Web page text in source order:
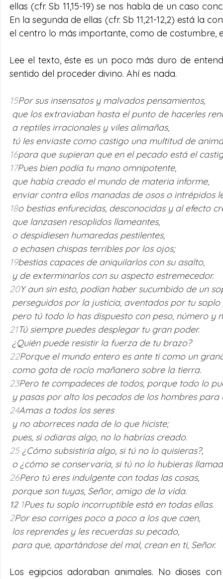
ellas (cfr. Sb 11,15-19) se nos habla de un caso
En la segunda de ellas (cfr. Sb 11,21-12,2) está la
el centro lo más importante, como de costumbre,
Lee el texto, éste es un poco más duro de
sentido del proceder divino. Ahí es nada.
15Por sus insensatos y malvados pensamientos,
que los extraviaban hasta el punto de hacerles
a reptiles irracionales y viles alimañas,
tú les enviaste como castigo una multitud de
16para que supieran que en el pecado está el
17Pues bien podía tu mano omnipotente,
que había creado el mundo de materia informe,
enviar contra ellos manadas de osos o intrépidos
18o bestias enfurecidas, desconocidas y al efecto
que lanzasen resoplidos llameantes,
o despidiesen humaredas pestilentes,
o echasen chispas terribles por los ojos;
19bestias capaces de aniquilarlos con su asalto,
y de exterminarlos con su aspecto estremecedor.
20Y aun sin esto, podían haber sucumbido de un
perseguidos por la justicia, aventados por tu soplo
pero tú todo lo has dispuesto con peso, número y
21Tú siempre puedes desplegar tu gran poder.
¿Quién puede resistir la fuerza de tu brazo?
22Porque el mundo entero es ante ti como un
como gota de rocío mañanero sobre la tierra.
23Pero te compadeces de todos, porque todo lo
y pasas por alto los pecados de los hombres
24Amas a todos los seres
y no aborreces nada de lo que hiciste;
pues, si odiaras algo, no lo habrías creado.
25 ¿Cómo subsistiría algo, si tú no lo quisieras?,
o ¿cómo se conservaría, si tú no lo hubieras
26Pero tú eres indulgente con todas las cosas,
porque son tuyas, Señor, amigo de la vida.
12 1Pues tu soplo incorruptible está en todas ellas.
2Por eso corriges poco a poco a los que caen,
los reprendes y les recuerdas su pecado,
para que, apartándose del mal, crean en ti, Señor.
Los egipcios adoraban animales. No dioses